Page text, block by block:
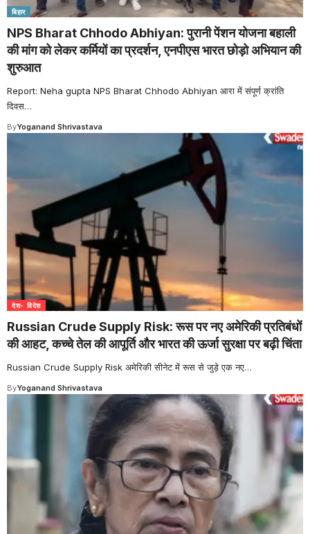
बिहार
NPS Bharat Chhodo Abhiyan: पुरानी पेंशन योजना बहाली
की मांग को लेकर कर्मियों का प्रदर्शन, एनपीएस भारत छोड़ो अभियान की
शुरुआत
Report: Neha gupta NPS Bharat Chhodo Abhiyan आरा में संपूर्ण क्रांति
दिवस…
ByYoganand Shrivastava
देश- विदेश
Russian Crude Supply Risk: रूस पर नए अमेरिकी प्रतिबंधों
की आहट, कच्चे तेल की आपूर्ति और भारत की ऊर्जा सुरक्षा पर बढ़ी चिंता
Russian Crude Supply Risk अमेरिकी सीनेट में रूस से जुड़े एक नए…
ByYoganand Shrivastava